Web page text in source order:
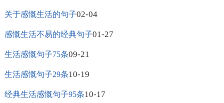
关于感慨生活的句子02-04
感慨生活不易的经典句子01-27
生活感慨句子75条09-21
生活感慨句子29条10-19
经典生活感慨句子95条10-17